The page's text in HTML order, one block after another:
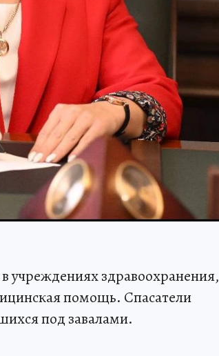
в учреждениях здравоохранения,
помощь. Спасатели
под завалами.